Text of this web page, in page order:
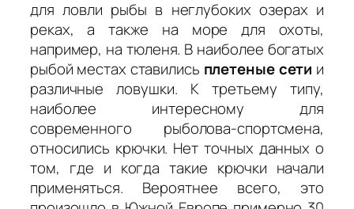
для ловли рыбы в неглубоких озерах и
реках, а также на море для охоты,
например, на тюленя. В наиболее богатых
рыбой местах ставились плетеные сети и
различные ловушки. К третьему типу,
наиболее интересному для
современного рыболова-спортсмена,
относились крючки. Нет точных данных о
том, где и когда такие крючки начали
применяться. Вероятнее всего, это